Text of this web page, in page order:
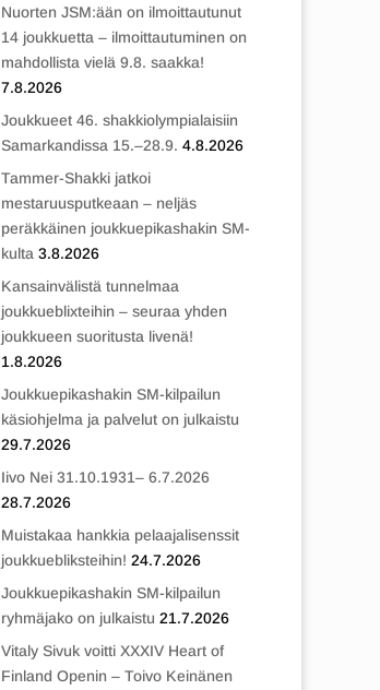
Nuorten JSM:ään on ilmoittautunut
14 joukkuetta – ilmoittautuminen on
mahdollista vielä 9.8. saakka!
7.8.2026
Joukkueet 46. shakkiolympialaisiin
Samarkandissa 15.–28.9. 4.8.2026
Tammer-Shakki jatkoi
mestaruusputkeaan – neljäs
peräkkäinen joukkuepikashakin SM-
kulta 3.8.2026
Kansainvälistä tunnelmaa
joukkueblixteihin – seuraa yhden
joukkueen suoritusta livenä!
1.8.2026
Joukkuepikashakin SM-kilpailun
käsiohjelma ja palvelut on julkaistu
29.7.2026
Iivo Nei 31.10.1931– 6.7.2026
28.7.2026
Muistakaa hankkia pelaajalisenssit
joukkuebliksteihin! 24.7.2026
Joukkuepikashakin SM-kilpailun
ryhmäjako on julkaistu 21.7.2026
Vitaly Sivuk voitti XXXIV Heart of
Finland Openin – Toivo Keinänen